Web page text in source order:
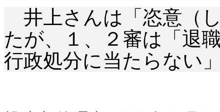
井上さんは「恣意（
たが、１、２審は「退
行政処分に当たらない